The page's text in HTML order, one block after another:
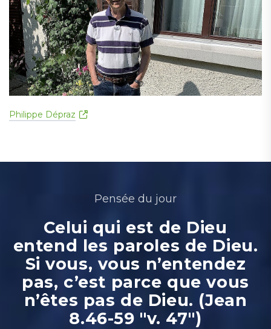
Philippe Dépraz
Pensée du jour
Celui qui est de Dieu
entend les paroles de Dieu.
Si vous, vous n’entendez
pas, c’est parce que vous
n’êtes pas de Dieu. (Jean
8.46-59 "v. 47")